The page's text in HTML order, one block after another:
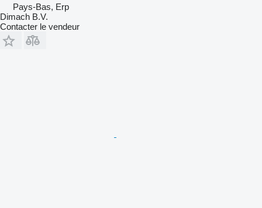
Pays-Bas, Erp
Dimach B.V.
Contacter le vendeur